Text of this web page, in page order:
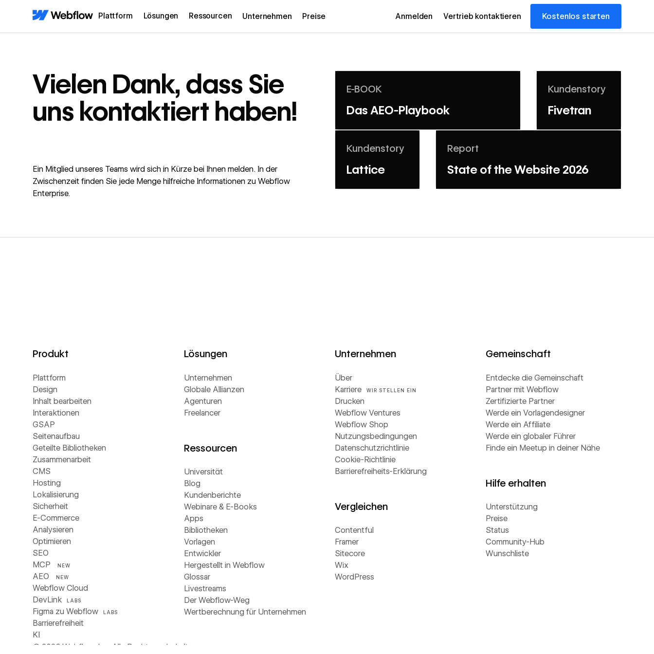
Plattform Lösungen Ressourcen Unternehmen Preise Anmelden Vertrieb kontaktieren Kostenlos starten
Vielen Dank, dass Sie
uns kontaktiert haben!
Ein Mitglied unseres Teams wird sich in Kürze bei Ihnen melden. In der
Zwischenzeit finden Sie jede Menge hilfreiche Informationen zu Webflow
Enterprise.
E-BOOK
Das AEO-Playbook
Kundenstory
Fivetran
Kundenstory
Lattice
Report
State of the Website 2026
Produkt
Plattform
Design
Inhalt bearbeiten
Interaktionen
GSAP
Seitenaufbau
Geteilte Bibliotheken
Zusammenarbeit
CMS
Hosting
Lokalisierung
Sicherheit
E-Commerce
Analysieren
Optimieren
SEO
MCP
NEW
AEO NEW
Webflow Cloud
DevLink
LABS
Figma zu Webflow LABS
Barrierefreiheit
KI
Lösungen
Unternehmen
Globale Allianzen
Agenturen
Freelancer
Ressourcen
Universität
Blog
Kundenberichte
Webinare & E-Books
Apps
Bibliotheken
Vorlagen
Entwickler
Hergestellt in Webflow
Glossar
Livestreams
Der Webflow-Weg
Wertberechnung für Unternehmen
Unternehmen
Über
Karriere
WIR STELLEN EIN
Drucken
Webflow Ventures
Webflow Shop
Nutzungsbedingungen
Datenschutzrichtlinie
Cookie-Richtlinie
Barrierefreiheits-Erklärung
Vergleichen
Contentful
Framer
Sitecore
Wix
WordPress
Gemeinschaft
Entdecke die Gemeinschaft
Partner mit Webflow
Zertifizierte Partner
Werde ein Vorlagendesigner
Werde ein Affiliate
Werde ein globaler Führer
Finde ein Meetup in deiner Nähe
Hilfe erhalten
Unterstützung
Preise
Status
Community-Hub
Wunschliste
© 2026 Webflow, Inc. Alle Rechte vorbehalten